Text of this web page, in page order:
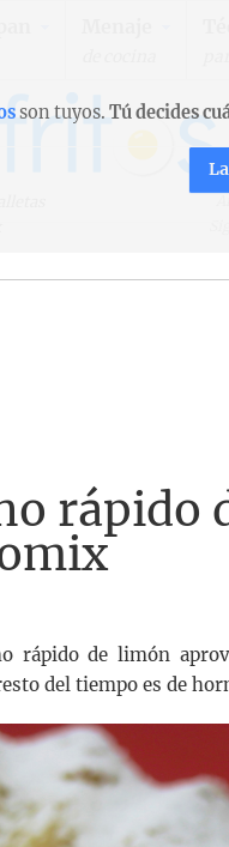
rápido
rápido de limón
del tiempo es de
son tuyos. Tú decides